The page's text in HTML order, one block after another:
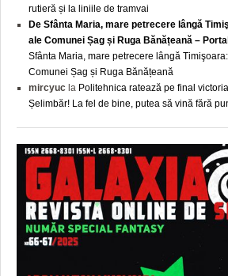
rutieră și la liniile de tramvai
De Sfânta Maria, mare petrecere lângă
ale Comunei Șag și Ruga Bănățeană –
Sfânta Maria, mare petrecere lângă
Comunei Șag și Ruga Bănățeană
mircyuc la Politehnica ratează pe final
Șelimbăr! La fel de bine, putea să vină fără